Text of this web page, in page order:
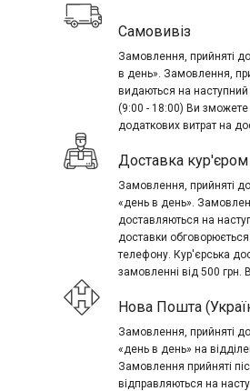
Самовивіз
Замовлення, прийняті
в день». Замовлення,
видаються на
(9:00 - 18:00) Ви зможете
додаткових витрат на
Доставка
Замовлення, прийняті
«день в день».
доставляються на
доставки
телефону. Кур'єрська
замовленні від 500 грн.
Нова Пошта
Замовлення, прийняті
«день в день» на
Замовлення прийняті
відправляються на